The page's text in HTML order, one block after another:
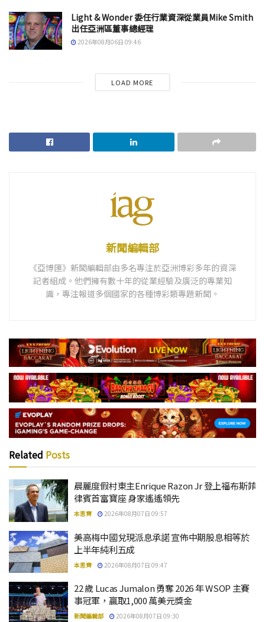
Light & Wonder 委任行業資深從業員Mike Smith
出任亞洲區董事總經理
2026年08月06日 09:46
LOAD MORE
新聞編輯部
《亞博匯》新聞編輯部由多名專注於亞洲博彩多年的資深
記者組成。他們擁有數十年的從業經驗及廣泛的專業知
識，專注報道多個國家的各種博彩類專題新聞。
Related Posts
晨麗度假村東主Enrique Razon Jr 登上福布斯菲
律賓首富寶座 身家遙遙領先
本思齊 2026年08月07日 09:57
美高梅中國兌現派息承諾 宣佈中期股息相等於
上半年純利五成
本思齊 2026年08月07日 09:47
22 歲 Lucas Jumalon 勇奪 2026 年 WSOP 主賽
事冠軍，贏取1,000 萬美元獎金
新聞編輯部 2026年08月07日 09:30